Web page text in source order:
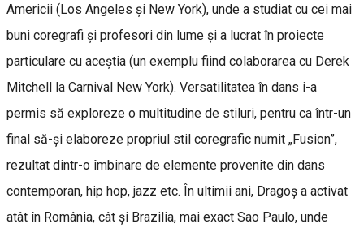
Americii (Los Angeles și New York), unde a studiat cu cei mai
buni coregrafi și profesori din lume și a lucrat în proiecte
particulare cu aceștia (un exemplu fiind colaborarea cu Derek
Mitchell la Carnival New York). Versatilitatea în dans i-a
permis să exploreze o multitudine de stiluri, pentru ca într-un
final să-și elaboreze propriul stil coregrafic numit „Fusion”,
rezultat dintr-o îmbinare de elemente provenite din dans
contemporan, hip hop, jazz etc. În ultimii ani, Dragoș a activat
atât în România, cât și Brazilia, mai exact Sao Paulo, unde